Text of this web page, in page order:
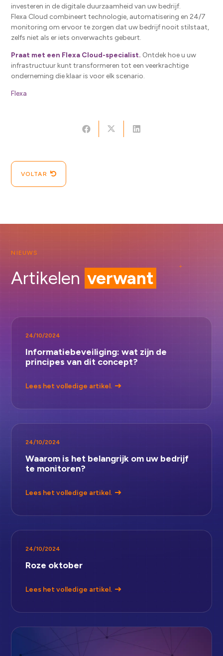
investeren in de digitale duurzaamheid van uw bedrijf.
Flexa Cloud combineert technologie, automatisering en 24/7
monitoring om ervoor te zorgen dat uw bedrijf nooit stilstaat,
zelfs niet als er iets onverwachts gebeurt.
Praat met een Flexa Cloud-specialist. Ontdek hoe u uw
infrastructuur kunt transformeren tot een veerkrachtige
onderneming die klaar is voor elk scenario.
Flexa
VOLTAR
NIEUWS
Artikelen verwant
24/10/2024
Informatiebeveiliging: wat zijn de
principes van dit concept?
Lees het volledige artikel.
24/10/2024
Waarom is het belangrijk om uw bedrijf
te monitoren?
Lees het volledige artikel.
24/10/2024
Roze oktober
Lees het volledige artikel.